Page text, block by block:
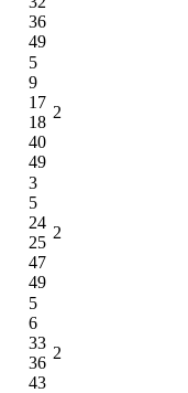
36
49
5
9
17
18
40
49
2
3
5
24
25
47
49
2
5
6
33
36
43
2